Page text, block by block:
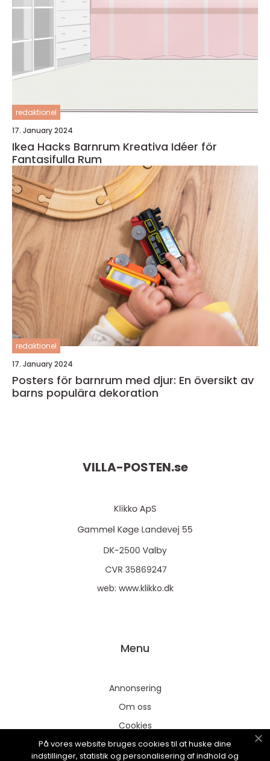
redaktionel
17. January 2024
Ikea Hacks Barnrum Kreativa Idéer för
Fantasifulla Rum
redaktionel
17. January 2024
Posters för barnrum med djur: En översikt av
barns populära dekoration
VILLA-POSTEN.se
web: www.klikko.dk
Menu
Annonsering
Om oss
Cookies
Kontakta oss
På vores website bruges cookies til at huske dine
indstillinger, statistik og personalisering af indhold og